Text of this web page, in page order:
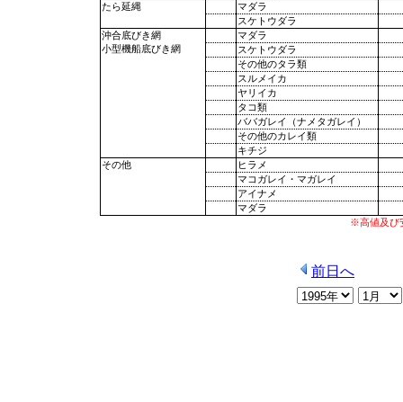
たら延縄
マダラ
スケトウダラ
沖合底びき網 マダラ
小型機船底びき網
スケトウダラ
その他のタラ類
スルメイカ
ヤリイカ
タコ類
ババガレイ（ナメタガレイ）
その他のカレイ類
キチジ
その他
ヒラメ
マコガレイ・マガレイ
アイナメ
マダラ
※高値及び
前日へ